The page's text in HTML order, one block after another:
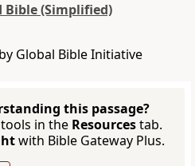
Bible (Simplified)
Global Bible Initiative
this passage?
in the Resourcestab.
with Bible Gateway Plus.